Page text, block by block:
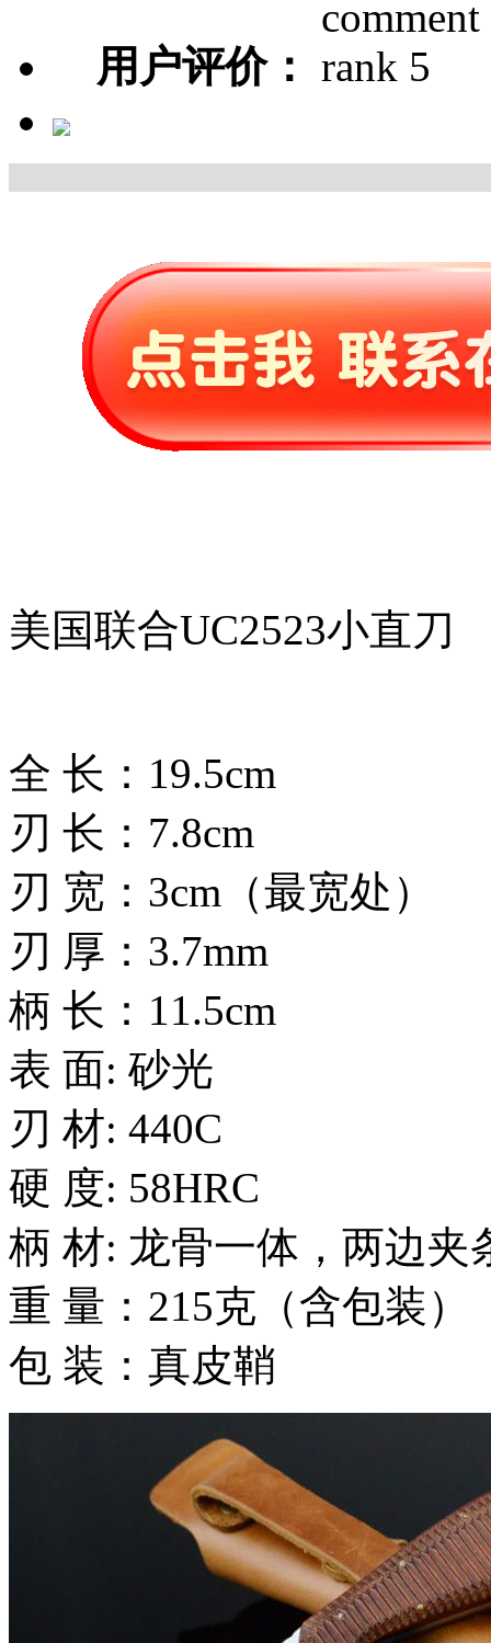
用户评价：
美国联合UC2523小直刀
全 长：19.5cm
刃 长：7.8cm
刃 宽：3cm（最宽处）
刃 厚：3.7mm
柄 长：11.5cm
表 面: 砂光
刃 材: 440C
硬 度: 58HRC
柄 材: 龙骨一体，两边夹
重 量：215克（含包装）
包 装：真皮鞘